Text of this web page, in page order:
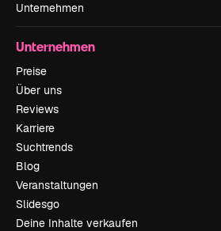
Unternehmen
Unternehmen
Preise
Über uns
Reviews
Karriere
Suchtrends
Blog
Veranstaltungen
Slidesgo
Deine Inhalte verkaufen